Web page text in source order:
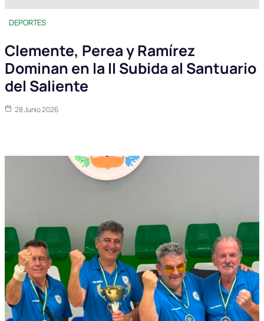
DEPORTES
Clemente, Perea y Ramírez
Dominan en la II Subida al Santuario
del Saliente
28 Junio 2026